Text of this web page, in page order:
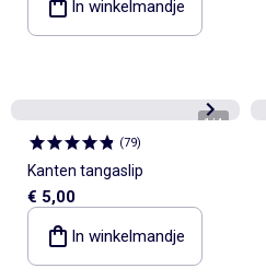
In winkelmandje
1/4
(79)
Kanten tangaslip
€ 5,00
In winkelmandje